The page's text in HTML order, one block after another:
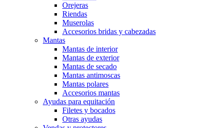
Orejeras
Riendas
Muserolas
Accesorios bridas y cabezadas
Mantas
Mantas de interior
Mantas de exterior
Mantas de secado
Mantas antimoscas
Mantas polares
Accesorios mantas
Ayudas para equitación
Filetes y bocados
Otras ayudas